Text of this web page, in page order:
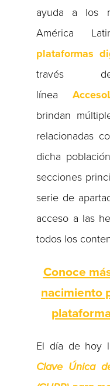
ayuda a los
América
plataformas
través
línea
brindan
relacionadas
dicha
secciones
serie de
acceso a las
todos los
Conoce
nacimiento
El día de hoy
Clave Única